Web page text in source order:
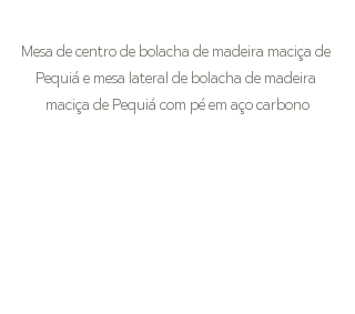
Mesa de centro de bolacha de madeira maciça de
Pequiá e mesa lateral de bolacha de madeira
maciça de Pequiá com pé em aço carbono